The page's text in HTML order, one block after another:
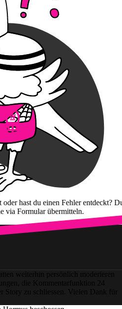
hast du einen Fehler entdeckt?
via Formular übermitteln.
weiterhin persönlich moderieren
die Kommentarfunktion 24
Story zu schliessen. Vielen Dank für